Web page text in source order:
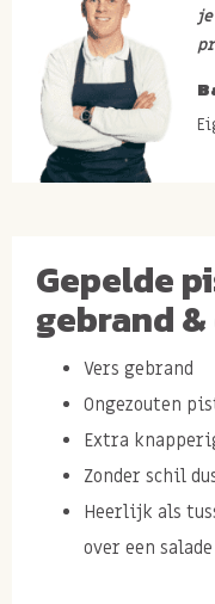
Gepelde
gebrand
Vers gebrand
Ongezouten
Extra
Zonder schil
Heerlijk als
over een